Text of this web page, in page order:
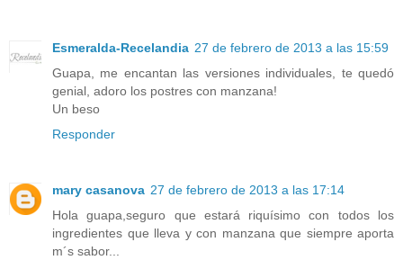
Esmeralda-Recelandia 27 de febrero de 2013 a las 15:59
Guapa, me encantan las versiones individuales, te quedó
genial, adoro los postres con manzana!
Un beso
Responder
mary casanova 27 de febrero de 2013 a las 17:14
Hola guapa,seguro que estará riquísimo con todos los
ingredientes que lleva y con manzana que siempre aporta
m´s sabor...